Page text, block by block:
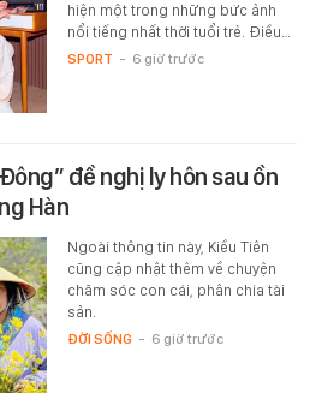
hiện một trong những bức ảnh
nổi tiếng nhất thời tuổi trẻ. Điều…
SPORT - 6 giờ trước
đề nghị ly hôn sau ồn
Hàn
Ngoài thông tin này, Kiều Tiên
cũng cập nhật thêm về chuyện
chăm sóc con cái, phân chia tài
sản.
ĐỜI SỐNG - 6 giờ trước